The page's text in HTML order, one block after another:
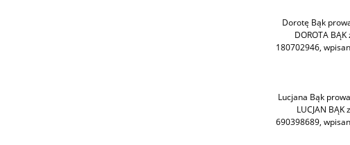
Dorotę Bąk
DOROTA
180702946,
Lucjana Bąk
LUCJAN
690398689,